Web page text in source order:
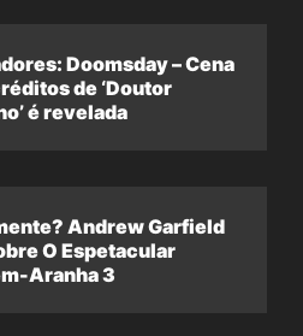
Doomsday – Cena
de ‘Doutor
é revelada
Andrew Garfield
O Espetacular
Aranha 3